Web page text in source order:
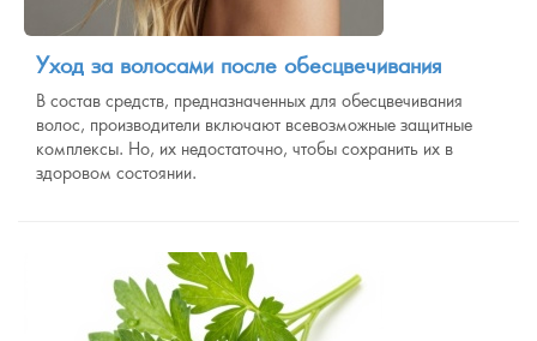
Уход за волосами после обесцвечивания
В состав средств, предназначенных для обесцвечивания
волос, производители включают всевозможные защитные
комплексы. Но, их недостаточно, чтобы сохранить их в
здоровом состоянии.